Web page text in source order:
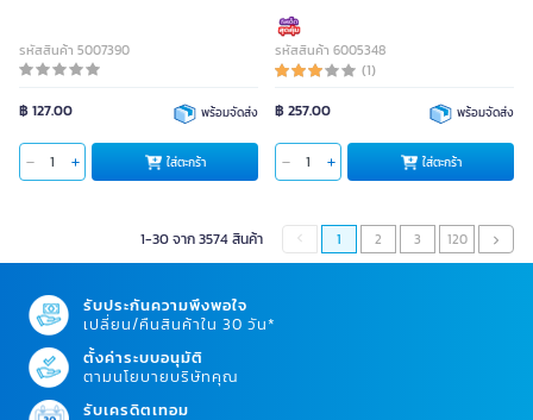
รหัสสินค้า 5007390
฿ 127.00 พร้อมจัดส่ง
ใส่ตะกร้า
รหัสสินค้า 6005348
(1)
฿ 257.00
พร้อมจัดส่ง
ใส่ตะกร้า
1-30 จาก 3574 สินค้า 1 2 3 120
รับประกันความพึงพอใจ
เปลี่ยน/คืนสินค้าใน 30 วัน*
ตั้งค่าระบบอนุมัติ
ตามนโยบายบริษัทคุณ
รับเครดิตเทอม